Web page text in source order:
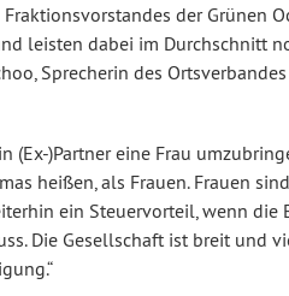
der Grünen
leisten dabei im Durchschnitt
Sprecherin des
(Ex-)Partner eine Frau
heißen, als Frauen. Frauen
ein Steuervorteil, wenn die
Die Gesellschaft ist breit und